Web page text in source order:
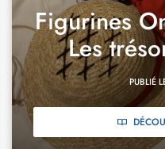
Figurines
Les
PUBLIÉ